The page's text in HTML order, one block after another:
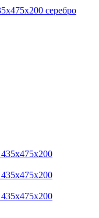
серебро